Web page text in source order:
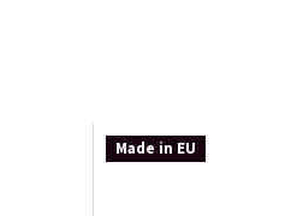
Made in EU